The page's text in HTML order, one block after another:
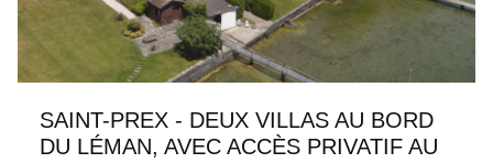
SAINT-PREX - DEUX VILLAS AU BORD
DU LÉMAN, AVEC ACCÈS PRIVATIF AU